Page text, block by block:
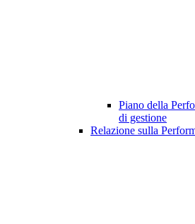
Piano della
di gestione
Relazione sulla